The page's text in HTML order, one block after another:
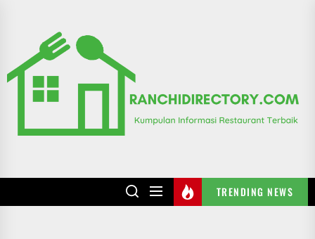
content
TRENDING NEWS